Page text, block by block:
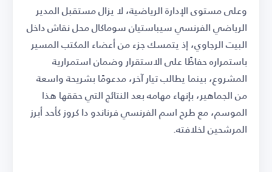
وعلى مستوى الإدارة الرياضية، لا يزال مستقبل المدير
الرياضي الفرنسي سيباستيان سوماكال محل نقاش داخل
البيت الرجاوي، إذ يتمسك جزء من أعضاء المكتب المسير
باستمراره حفاظًا على الاستقرار وضمان استمرارية
المشروع، بينما يطالب تيار آخر، مدعومًا بشريحة واسعة
من الجماهير، بإنهاء مهامه بعد النتائج التي حققها هذا
الموسم، مع طرح اسم الفرنسي فرناندو دا كروز كأحد أبرز
المرشحين لخلافته.